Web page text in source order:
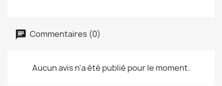
Commentaires (0)
Aucun avis n'a été publié pour le moment.